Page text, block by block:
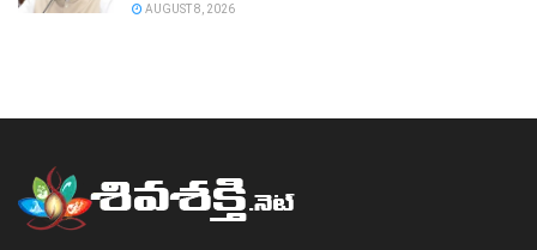
AUGUST 8, 2026